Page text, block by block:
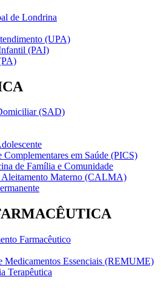
de Londrina
(UPA)
(PAI)
(SAD)
Complementares em Saúde (PICS)
de Família e Comunidade
Materno (CALMA)
Farmacêutico
Medicamentos Essenciais (REMUME)
Terapêutica